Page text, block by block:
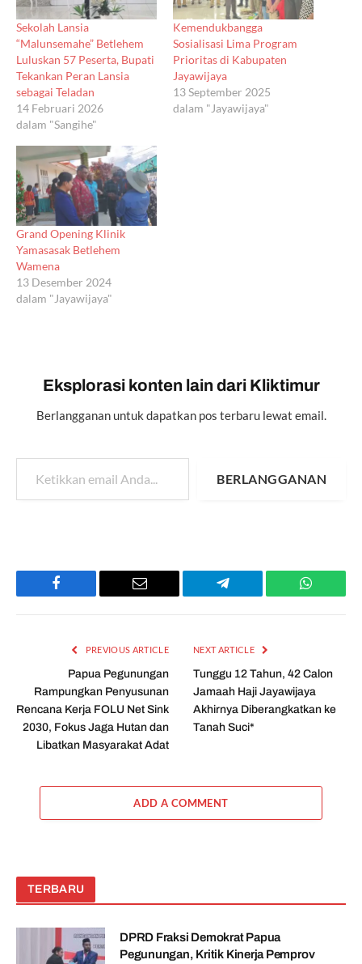
Sekolah Lansia
“Malunsemahe” Betlehem
Luluskan 57 Peserta, Bupati
Tekankan Peran Lansia
sebagai Teladan
14 Februari 2026
dalam "Sangihe"
Kemendukbangga
Sosialisasi Lima Program
Prioritas di Kabupaten
Jayawijaya
13 September 2025
dalam "Jayawijaya"
Grand Opening Klinik
Yamasasak Betlehem
Wamena
13 Desember 2024
dalam "Jayawijaya"
Eksplorasi konten lain dari Kliktimur
Berlangganan untuk dapatkan pos terbaru lewat email.
Ketikkan email Anda...
BERLANGGANAN
Facebook Email Telegram
PREVIOUS ARTICLE
Papua Pegunungan
Rampungkan Penyusunan
Rencana Kerja FOLU Net Sink
2030, Fokus Jaga Hutan dan
Libatkan Masyarakat Adat
NEXT ARTICLE
Tunggu 12 Tahun, 42 Calon
Jamaah Haji Jayawijaya
Akhirnya Diberangkatkan ke
Tanah Suci*
ADD A COMMENT
TERBARU
DPRD Fraksi Demokrat Papua
Pegunungan, Kritik Kinerja Pemprov